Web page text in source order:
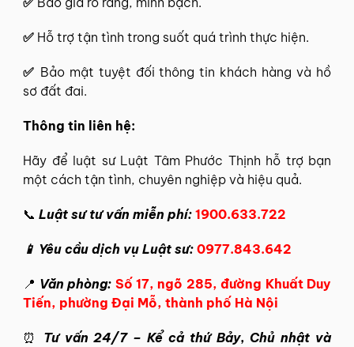
✅ Hỗ trợ tận tình trong suốt quá trình thực hiện.
✅ Bảo mật tuyệt đối thông tin khách hàng và hồ
sơ đất đai.
Thông tin liên hệ:
Hãy để luật sư Luật Tâm Phước Thịnh hỗ trợ bạn
một cách tận tình, chuyên nghiệp và hiệu quả.
📞 Luật sư tư vấn miễn phí: 1900.633.722
📱 Yêu cầu dịch vụ Luật sư: 0977.843.642
📍 Văn phòng: Số 17, ngõ 285, đường Khuất Duy
Tiến, phường Đại Mỗ, thành phố Hà Nội
⏰ Tư vấn 24/7 – Kể cả thứ Bảy, Chủ nhật và